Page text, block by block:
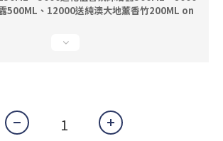
500ML、12000送純澳大地薰香竹200ML on